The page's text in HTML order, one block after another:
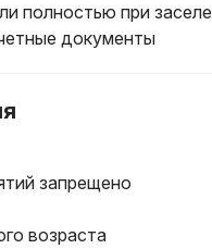
полностью при
документы
запрещено
возраста